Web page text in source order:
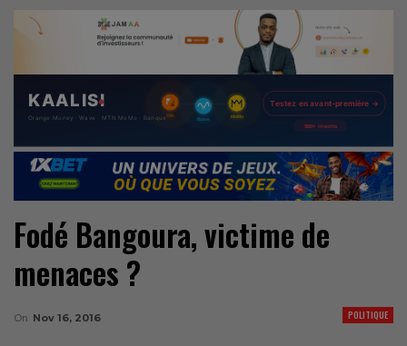
Fodé Bangoura, victime de
menaces ?
POLITIQUE
On Nov 16, 2016